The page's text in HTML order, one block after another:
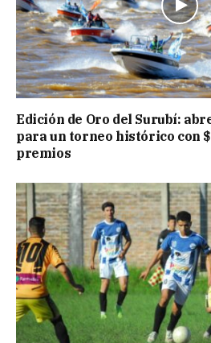
Edición de Oro del Surubí:
para un torneo histórico con
premios